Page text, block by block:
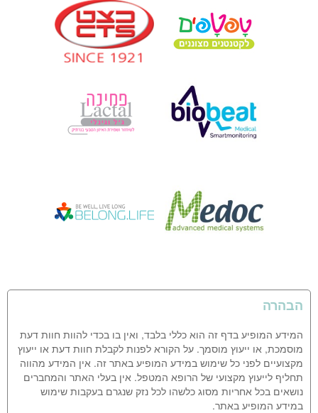
הבהרה
המידע המופיע בדף זה הוא כללי בלבד, ואין בו בכדי להוות חוות דעת
מוסמכת, או ייעוץ מוסמך. על הקורא לפנות לקבלת חוות דעת או ייעוץ
מקצועיים לפני כל שימוש במידע המופיע באתר זה. אין המידע מהווה
תחליף לייעוץ מקצועי של הרופא המטפל. אין בעלי האתר והמחברים
נושאים בכל אחריות מסוג כלשהו לכל נזק שנגרם בעקבות שימוש
במידע המופיע באתר.